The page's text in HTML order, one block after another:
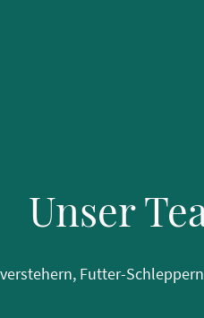
Unser
Futter-